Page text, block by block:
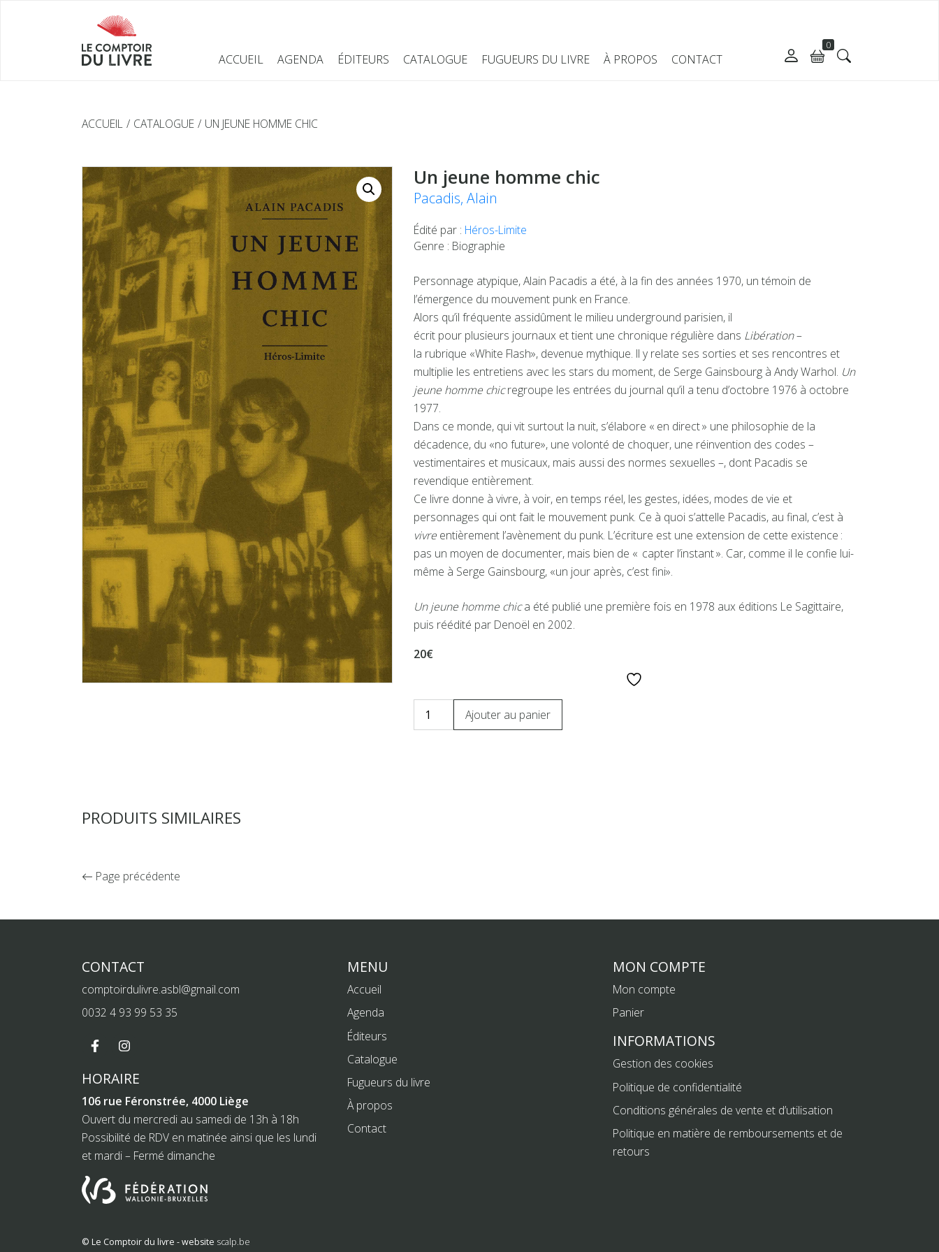
ACCUEIL AGENDA ÉDITEURS CATALOGUE FUGUEURS DU LIVRE À PROPOS CONTACT
0
ACCUEIL CATALOGUE UN JEUNE HOMME CHIC
Un jeune homme chic
Pacadis, Alain
Édité par : Héros-Limite
Genre : Biographie
Personnage atypique, Alain Pacadis a été, à la fin des années 1970, un témoin de
l’émergence du mouvement punk en France.
Alors qu’il fréquente assidûment le milieu underground parisien, il
écrit pour plusieurs journaux et tient une chronique régulière dans Libération–
la rubrique «White Flash», devenue mythique. Il y relate ses sorties et ses rencontres et
multiplie les entretiens avec les stars du moment, de Serge Gainsbourg à Andy Warhol. Un
jeune homme chicregroupe les entrées du journal qu’il a tenu d’octobre 1976 à octobre
1977.
Dans ce monde, qui vit surtout la nuit, s’élabore « en direct » une philosophie de la
décadence, du «no future», une volonté de choquer, une réinvention des codes –
vestimentaires et musicaux, mais aussi des normes sexuelles –, dont Pacadis se
revendique entièrement.
Ce livre donne à vivre, à voir, en temps réel, les gestes, idées, modes de vie et
personnages qui ont fait le mouvement punk. Ce à quoi s’attelle Pacadis, au final, c’est à
vivre entièrement l’avènement du punk. L’écriture est une extension de cette existence :
pas un moyen de documenter, mais bien de « capter l’instant ». Car, comme il le confie lui-
même à Serge Gainsbourg, «un jour après, c’est fini».
Un jeune homme chica été publié une première fois en 1978 aux éditions Le Sagittaire,
puis réédité par Denoël en 2002.
20€
Ajouter au panier
PRODUITS SIMILAIRES
Page précédente
CONTACT
comptoirdulivre.asbl@gmail.com
0032 4 93 99 53 35
HORAIRE
106 rue Féronstrée, 4000 Liège
Ouvert du mercredi au samedi de 13h à 18h
Possibilité de RDV en matinée ainsi que les lundi
et mardi – Fermé dimanche
MENU
Accueil
Agenda
Éditeurs
Catalogue
Fugueurs du livre
À propos
Contact
MON COMPTE
Mon compte
Panier
INFORMATIONS
Gestion des cookies
Politique de confidentialité
Conditions générales de vente et d’utilisation
Politique en matière de remboursements et de
retours
© Le Comptoir du livre - website scalp.be